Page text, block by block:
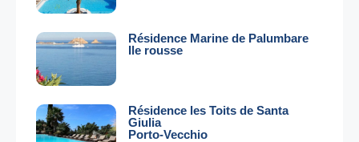
Résidence Marine de Palumbare
Ile rousse
Résidence les Toits de Santa
Giulia
Porto-Vecchio